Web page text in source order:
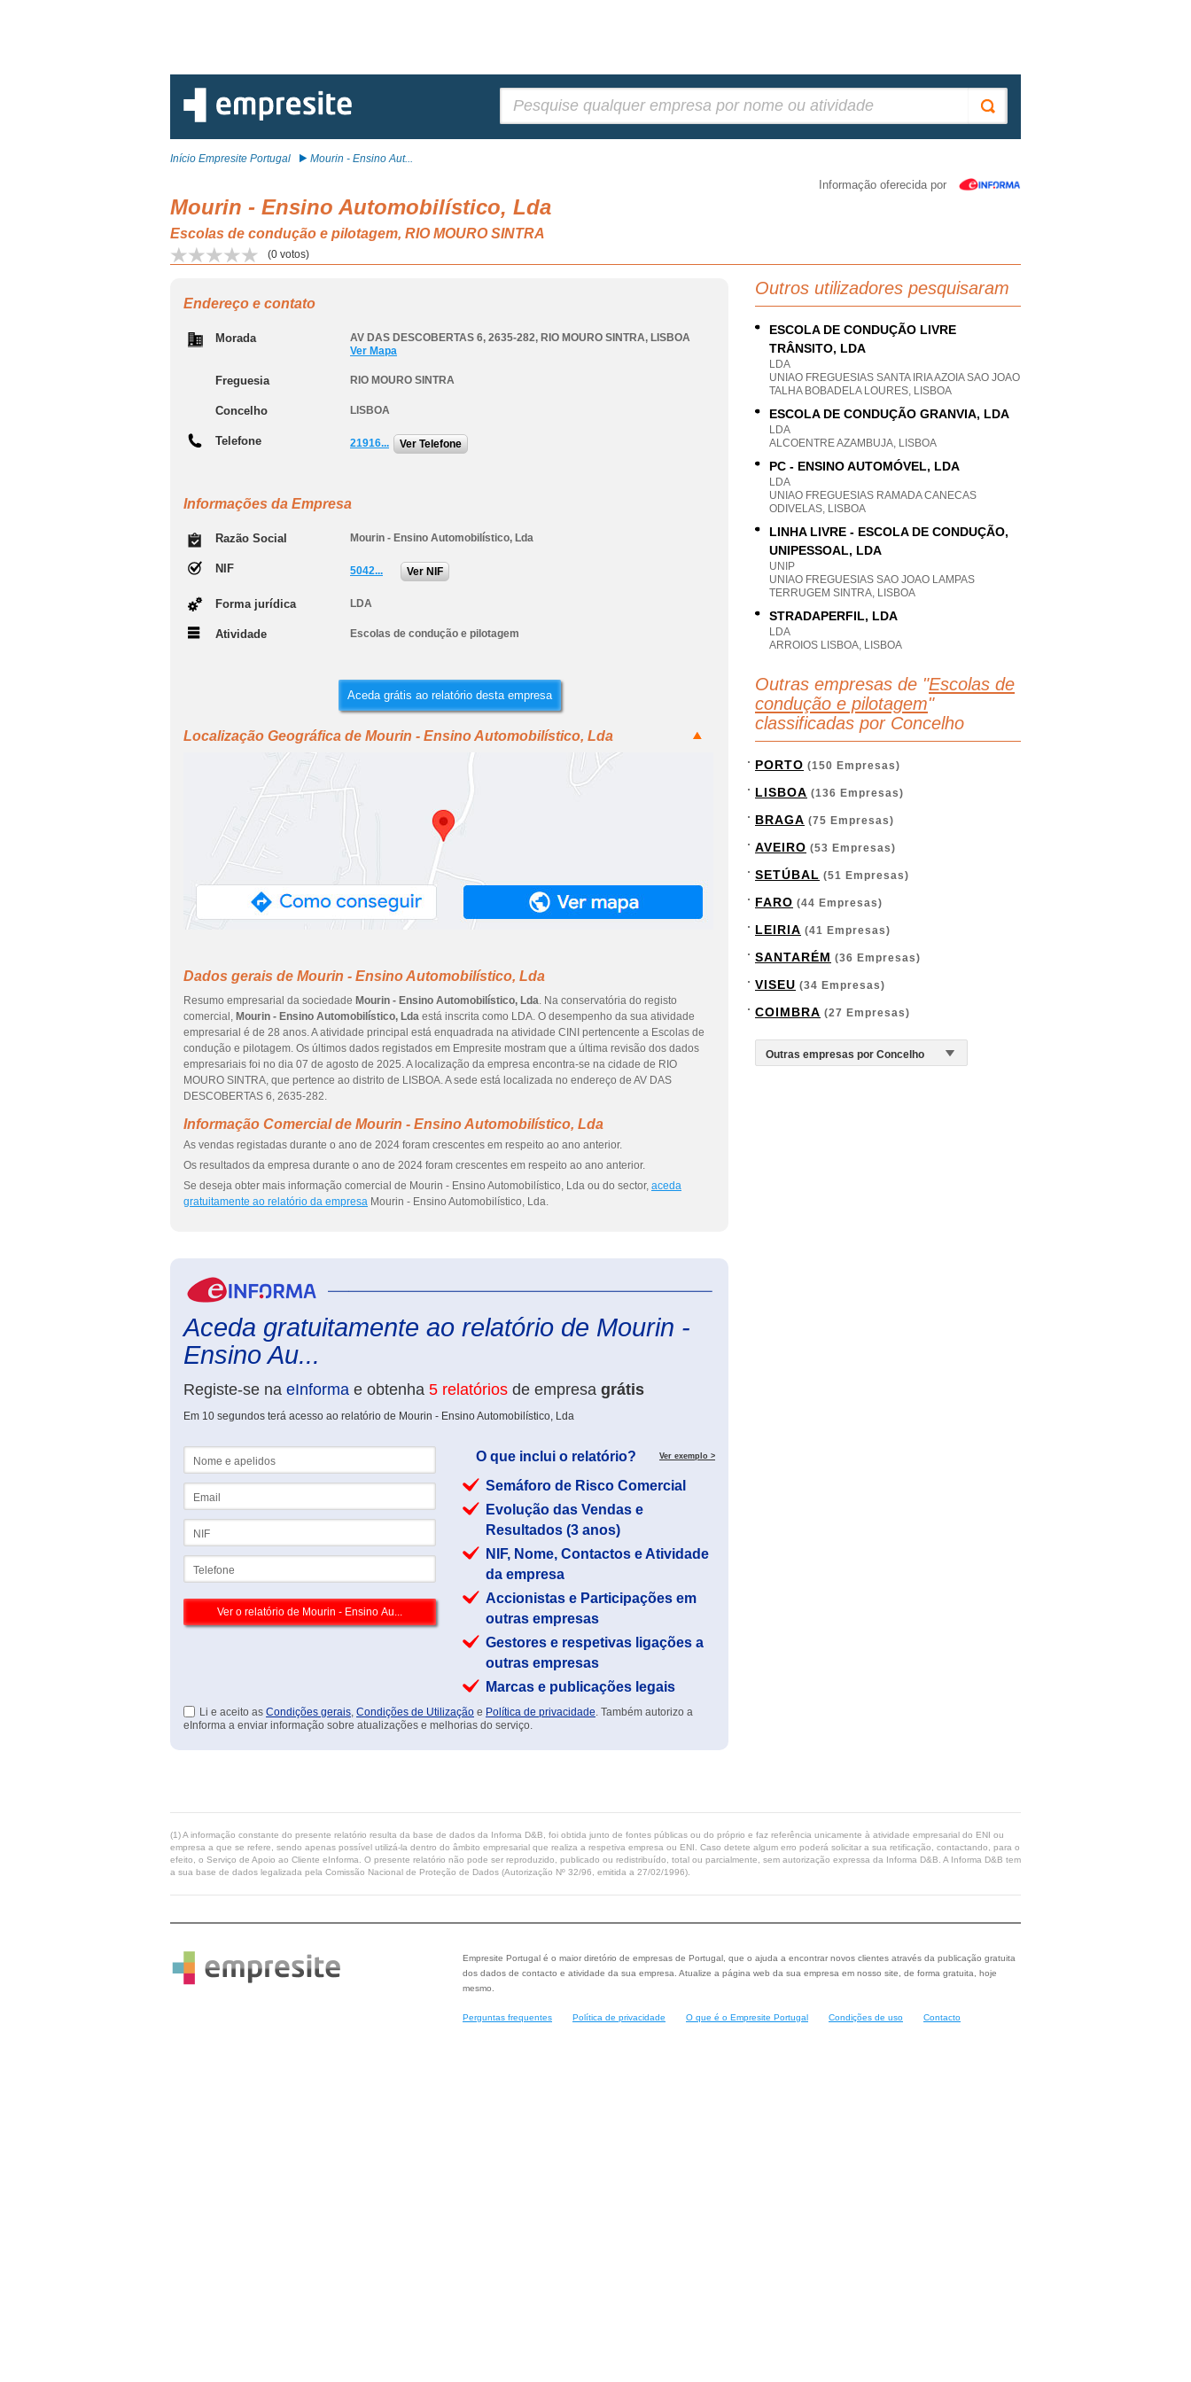
Início Empresite Portugal Mourin - Ensino Aut...
Informação oferecida por
Mourin - Ensino Automobilístico, Lda
Escolas de condução e pilotagem, RIO MOURO SINTRA
(0 votos)
Endereço e contato
Morada AV DAS DESCOBERTAS 6, 2635-282, RIO MOURO SINTRA, LISBOA
Ver Mapa
Freguesia RIO MOURO SINTRA
Concelho LISBOA
Telefone 21916... Ver Telefone
Informações da Empresa
Razão Social Mourin - Ensino Automobilístico, Lda
NIF 5042... Ver NIF
Forma jurídica LDA
Atividade Escolas de condução e pilotagem
Aceda grátis ao relatório desta empresa
Localização Geográfica de Mourin - Ensino Automobilístico, Lda
Dados gerais de Mourin - Ensino Automobilístico, Lda
Resumo empresarial da sociedade Mourin - Ensino Automobilístico, Lda. Na conservatória do registo
comercial, Mourin - Ensino Automobilístico, Lda está inscrita como LDA. O desempenho da sua atividade
empresarial é de 28 anos. A atividade principal está enquadrada na atividade CINI pertencente a Escolas de
condução e pilotagem. Os últimos dados registados em Empresite mostram que a última revisão dos dados
empresariais foi no dia 07 de agosto de 2025. A localização da empresa encontra-se na cidade de RIO
MOURO SINTRA, que pertence ao distrito de LISBOA. A sede está localizada no endereço de AV DAS
DESCOBERTAS 6, 2635-282.
Informação Comercial de Mourin - Ensino Automobilístico, Lda
As vendas registadas durante o ano de 2024 foram crescentes em respeito ao ano anterior.
Os resultados da empresa durante o ano de 2024 foram crescentes em respeito ao ano anterior.
Se deseja obter mais informação comercial de Mourin - Ensino Automobilístico, Lda ou do sector, aceda
gratuitamente ao relatório da empresa Mourin - Ensino Automobilístico, Lda.
Aceda gratuitamente ao relatório de Mourin -
Ensino Au...
Registe-se na eInforma e obtenha 5 relatórios de empresa grátis
Em 10 segundos terá acesso ao relatório de Mourin - Ensino Automobilístico, Lda
O que inclui o relatório? Ver exemplo >
Semáforo de Risco Comercial
Evolução das Vendas e
Resultados (3 anos)
NIF, Nome, Contactos e Atividade
da empresa
Accionistas e Participações em
outras empresas
Gestores e respetivas ligações a
outras empresas
Marcas e publicações legais
Li e aceito as Condições gerais, Condições de Utilização e Política de privacidade. Também autorizo a
eInforma a enviar informação sobre atualizações e melhorias do serviço.
Outros utilizadores pesquisaram
ESCOLA DE CONDUÇÃO LIVRE
TRÂNSITO, LDA
LDA
UNIAO FREGUESIAS SANTA IRIA AZOIA SAO JOAO
TALHA BOBADELA LOURES, LISBOA
ESCOLA DE CONDUÇÃO GRANVIA, LDA
LDA
ALCOENTRE AZAMBUJA, LISBOA
PC - ENSINO AUTOMÓVEL, LDA
LDA
UNIAO FREGUESIAS RAMADA CANECAS
ODIVELAS, LISBOA
LINHA LIVRE - ESCOLA DE CONDUÇÃO,
UNIPESSOAL, LDA
UNIP
UNIAO FREGUESIAS SAO JOAO LAMPAS
TERRUGEM SINTRA, LISBOA
STRADAPERFIL, LDA
LDA
ARROIOS LISBOA, LISBOA
Outras empresas de "Escolas de
condução e pilotagem"
classificadas por Concelho
PORTO (150 Empresas)
LISBOA (136 Empresas)
BRAGA (75 Empresas)
AVEIRO (53 Empresas)
SETÚBAL (51 Empresas)
FARO (44 Empresas)
LEIRIA (41 Empresas)
SANTARÉM (36 Empresas)
VISEU (34 Empresas)
COIMBRA (27 Empresas)
(1) A informação constante do presente relatório resulta da base de dados da Informa D&B, foi obtida junto de fontes públicas ou do próprio e faz referência unicamente à atividade empresarial do ENI ou
empresa a que se refere, sendo apenas possível utilizá-la dentro do âmbito empresarial que realiza a respetiva empresa ou ENI. Caso detete algum erro poderá solicitar a sua retificação, contactando, para o
efeito, o Serviço de Apoio ao Cliente eInforma. O presente relatório não pode ser reproduzido, publicado ou redistribuído, total ou parcialmente, sem autorização expressa da Informa D&B. A Informa D&B tem
a sua base de dados legalizada pela Comissão Nacional de Proteção de Dados (Autorização Nº 32/96, emitida a 27/02/1996).
Empresite Portugal é o maior diretório de empresas de Portugal, que o ajuda a encontrar novos clientes através da publicação gratuita
dos dados de contacto e atividade da sua empresa. Atualize a página web da sua empresa em nosso site, de forma gratuita, hoje
mesmo.
Perguntas frequentes Política de privacidade O que é o Empresite Portugal Condições de uso Contacto